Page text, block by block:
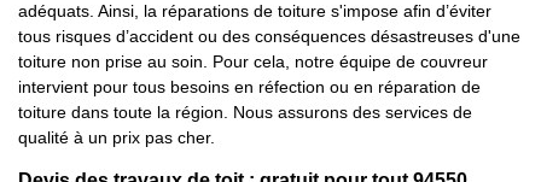
adéquats. Ainsi, la réparations de toiture s'impose afin d’éviter
tous risques d’accident ou des conséquences désastreuses d'une
toiture non prise au soin. Pour cela, notre équipe de couvreur
intervient pour tous besoins en réfection ou en réparation de
toiture dans toute la région. Nous assurons des services de
qualité à un prix pas cher.